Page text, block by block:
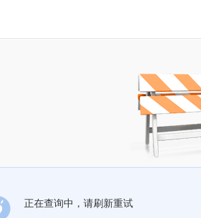
正在查询中，请刷新重试